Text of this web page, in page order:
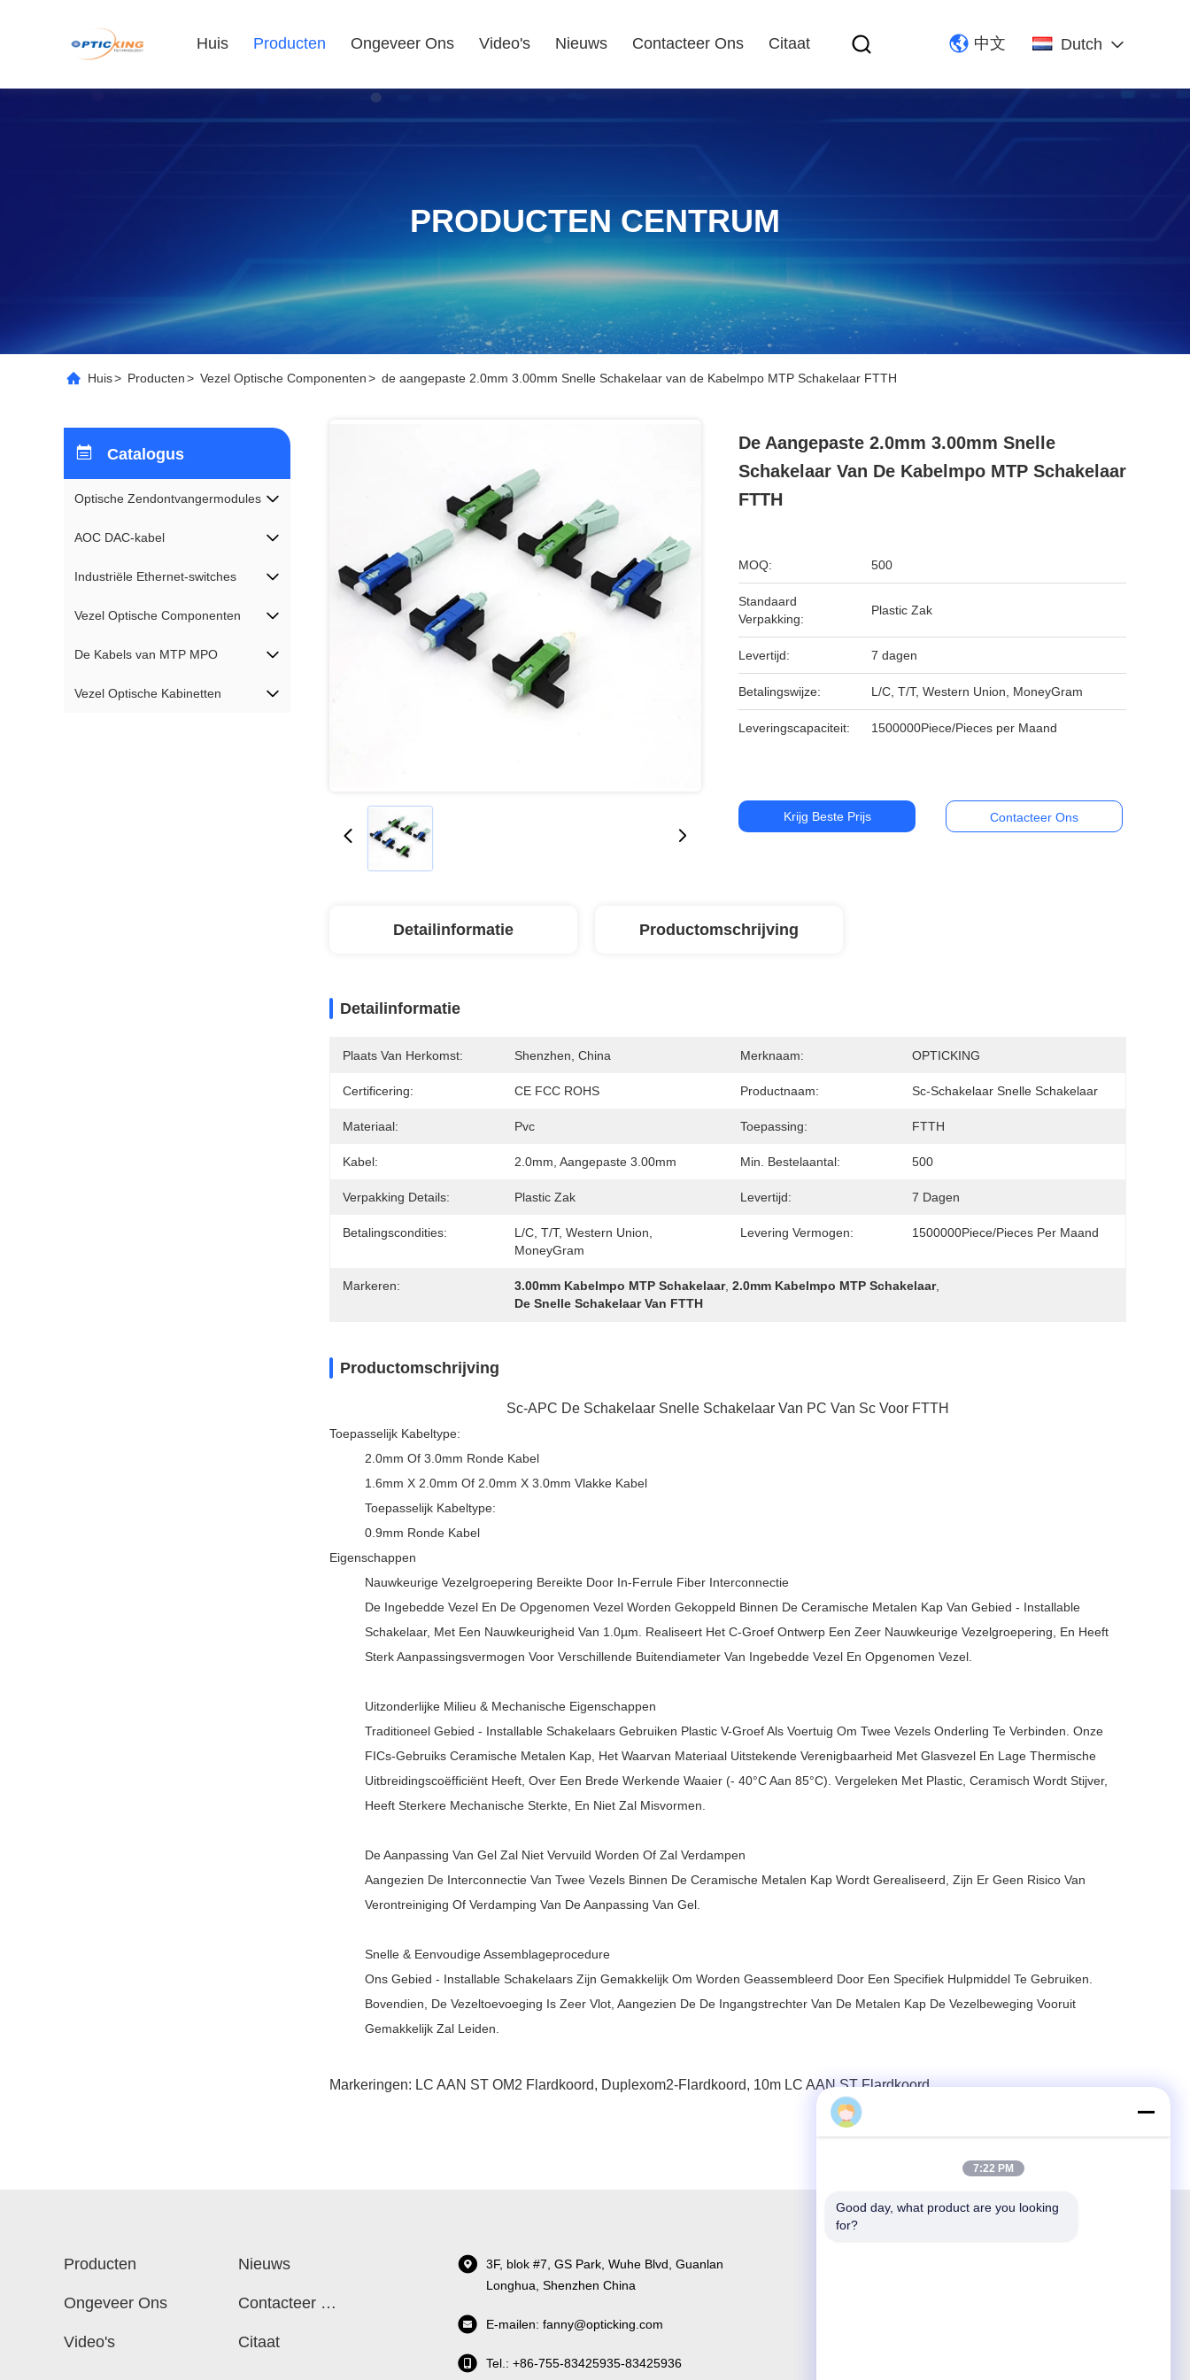
Huis Producten Ongeveer Ons Video's Nieuws Contacteer Ons Citaat 中文 Dutch
PRODUCTEN CENTRUM
Huis> Producten> Vezel Optische Componenten> de aangepaste 2.0mm 3.00mm Snelle Schakelaar van de Kabelmpo MTP Schakelaar FTTH
Catalogus
Optische Zendontvangermodules
AOC DAC-kabel
Industriële Ethernet-switches
Vezel Optische Componenten
De Kabels van MTP MPO
Vezel Optische Kabinetten
De Aangepaste 2.0mm 3.00mm Snelle
Schakelaar Van De Kabelmpo MTP Schakelaar
FTTH
MOQ: 500
Standaard
Verpakking:
Plastic Zak
Levertijd: 7 dagen
Betalingswijze: L/C, T/T, Western Union, MoneyGram
Leveringscapaciteit: 1500000Piece/Pieces per Maand
Krijg Beste Prijs Contacteer Ons
Detailinformatie Productomschrijving
Detailinformatie
Plaats Van Herkomst: Shenzhen, China Merknaam: OPTICKING
Certificering: CE FCC ROHS Productnaam: Sc-Schakelaar Snelle Schakelaar
Materiaal: Pvc Toepassing: FTTH
Kabel: 2.0mm, Aangepaste 3.00mm Min. Bestelaantal: 500
Verpakking Details: Plastic Zak Levertijd: 7 Dagen
Betalingscondities:
L/C, T/T, Western Union,
MoneyGram
Levering Vermogen: 1500000Piece/Pieces Per Maand
Markeren: 3.00mm Kabelmpo MTP Schakelaar, 2.0mm Kabelmpo MTP Schakelaar,
De Snelle Schakelaar Van FTTH
Productomschrijving
Sc-APC De Schakelaar Snelle Schakelaar Van PC Van Sc Voor FTTH
Toepasselijk Kabeltype:
2.0mm Of 3.0mm Ronde Kabel
1.6mm X 2.0mm Of 2.0mm X 3.0mm Vlakke Kabel
Toepasselijk Kabeltype:
0.9mm Ronde Kabel
Eigenschappen
Nauwkeurige Vezelgroepering Bereikte Door In-Ferrule Fiber Interconnectie
De Ingebedde Vezel En De Opgenomen Vezel Worden Gekoppeld Binnen De Ceramische Metalen Kap Van Gebied - Installable
Schakelaar, Met Een Nauwkeurigheid Van 1.0µm. Realiseert Het C-Groef Ontwerp Een Zeer Nauwkeurige Vezelgroepering, En Heeft
Sterk Aanpassingsvermogen Voor Verschillende Buitendiameter Van Ingebedde Vezel En Opgenomen Vezel.
Uitzonderlijke Milieu & Mechanische Eigenschappen
Traditioneel Gebied - Installable Schakelaars Gebruiken Plastic V-Groef Als Voertuig Om Twee Vezels Onderling Te Verbinden. Onze
FICs-Gebruiks Ceramische Metalen Kap, Het Waarvan Materiaal Uitstekende Verenigbaarheid Met Glasvezel En Lage Thermische
Uitbreidingscoëfficiënt Heeft, Over Een Brede Werkende Waaier (- 40°C Aan 85°C). Vergeleken Met Plastic, Ceramisch Wordt Stijver,
Heeft Sterkere Mechanische Sterkte, En Niet Zal Misvormen.
De Aanpassing Van Gel Zal Niet Vervuild Worden Of Zal Verdampen
Aangezien De Interconnectie Van Twee Vezels Binnen De Ceramische Metalen Kap Wordt Gerealiseerd, Zijn Er Geen Risico Van
Verontreiniging Of Verdamping Van De Aanpassing Van Gel.
Snelle & Eenvoudige Assemblageprocedure
Ons Gebied - Installable Schakelaars Zijn Gemakkelijk Om Worden Geassembleerd Door Een Specifiek Hulpmiddel Te Gebruiken.
Bovendien, De Vezeltoevoeging Is Zeer Vlot, Aangezien De De Ingangstrechter Van De Metalen Kap De Vezelbeweging Vooruit
Gemakkelijk Zal Leiden.
Markeringen: LC AAN ST OM2 Flardkoord, Duplexom2-Flardkoord, 10m LC AAN ST Flardkoord
Producten
Ongeveer Ons
Video's
Nieuws
Contacteer On
Citaat
3F, blok #7, GS Park, Wuhe Blvd, Guanlan
Longhua, Shenzhen China
E-mailen: fanny@opticking.com
Tel.: +86-755-83425935-83425936
7:22 PM
Good day, what product are you looking
for?